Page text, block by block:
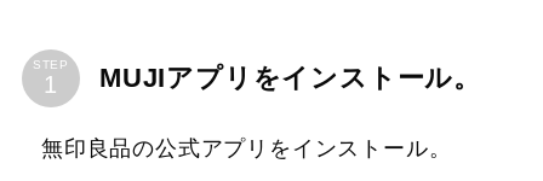
STEP MUJIアプリをインストール。
無印良品の公式アプリをインストール。